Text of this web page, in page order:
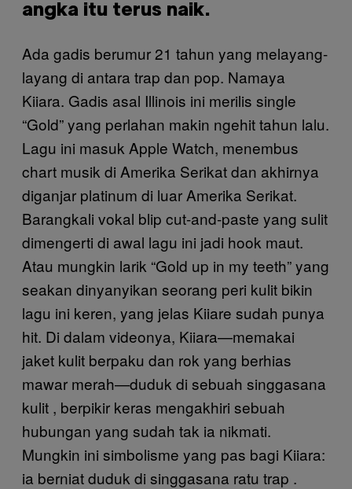
angka itu terus naik.
Ada gadis berumur 21 tahun yang melayang-
layang di antara trap dan pop. Namaya
Kiiara. Gadis asal Illinois ini merilis single
“Gold” yang perlahan makin ngehit tahun lalu.
Lagu ini masuk Apple Watch, menembus
chart musik di Amerika Serikat dan akhirnya
diganjar platinum di luar Amerika Serikat.
Barangkali vokal blip cut-and-paste yang sulit
dimengerti di awal lagu ini jadi hook maut.
Atau mungkin larik “Gold up in my teeth” yang
seakan dinyanyikan seorang peri kulit bikin
lagu ini keren, yang jelas Kiiare sudah punya
hit. Di dalam videonya, Kiiara—memakai
jaket kulit berpaku dan rok yang berhias
mawar merah—duduk di sebuah singgasana
kulit , berpikir keras mengakhiri sebuah
hubungan yang sudah tak ia nikmati.
Mungkin ini simbolisme yang pas bagi Kiiara:
ia berniat duduk di singgasana ratu trap .